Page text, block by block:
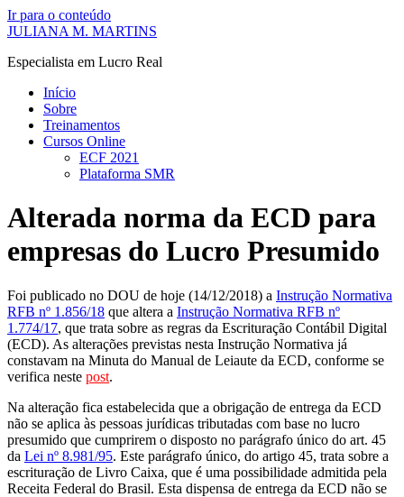
Ir para o conteúdo
JULIANA M. MARTINS
Especialista em Lucro Real
Início
Sobre
Treinamentos
Cursos Online
ECF 2021
Plataforma SMR
Alterada norma da ECD para
empresas do Lucro Presumido
Foi publicado no DOU de hoje (14/12/2018) a Instrução Normativa
RFB nº 1.856/18 que altera a Instrução Normativa RFB nº
1.774/17, que trata sobre as regras da Escrituração Contábil Digital
(ECD). As alterações previstas nesta Instrução Normativa já
constavam na Minuta do Manual de Leiaute da ECD, conforme se
verifica neste post.
Na alteração fica estabelecida que a obrigação de entrega da ECD
não se aplica às pessoas jurídicas tributadas com base no lucro
presumido que cumprirem o disposto no parágrafo único do art. 45
da Lei nº 8.981/95. Este parágrafo único, do artigo 45, trata sobre a
escrituração de Livro Caixa, que é uma possibilidade admitida pela
Receita Federal do Brasil. Esta dispensa de entrega da ECD não se